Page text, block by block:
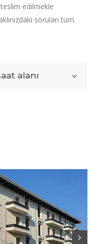
edilmekle
soruları tüm
alanı